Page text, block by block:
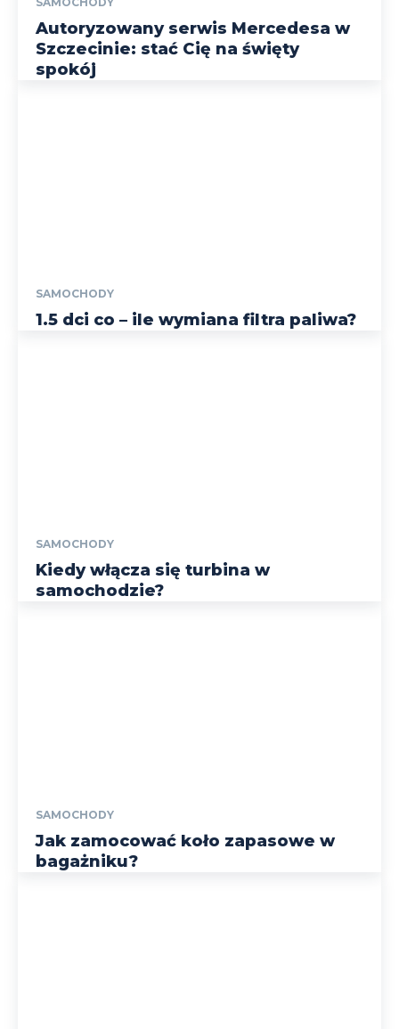
Autoryzowany serwis Mercedesa w
Szczecinie: stać Cię na święty
spokój
SAMOCHODY
1.5 dci co – ile wymiana filtra paliwa?
SAMOCHODY
Kiedy włącza się turbina w
samochodzie?
SAMOCHODY
Jak zamocować koło zapasowe w
bagażniku?